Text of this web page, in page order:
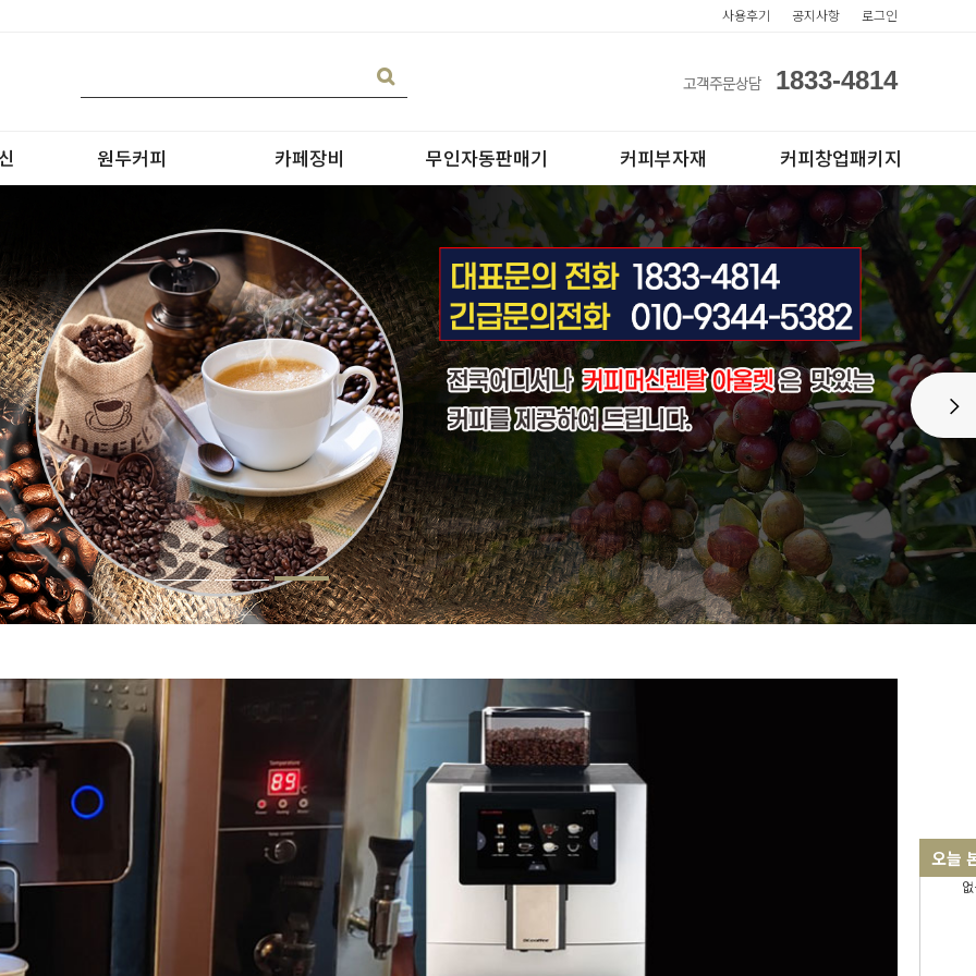
사용후기 공지사항 로그인
고객주문상담 1833-4814
원두커피
블랜딩
원두커피
원두커피의 종류
카페장비
온수기/우유스팀기
그라인더
제빙기
CAN 캔시머 캔실링기
무인자동판매기 커피부자재
아이스컵
테이크아웃컵
커피창업패키지
전자동카페창업페키지
반자동카페창업페키지
반자동커피머신판매
오늘